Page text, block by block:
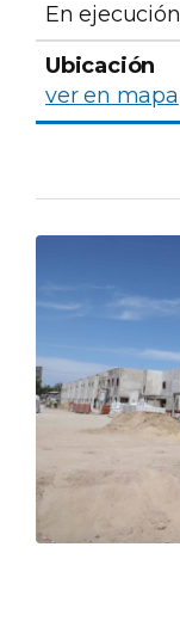
En ejecución
ver en mapa